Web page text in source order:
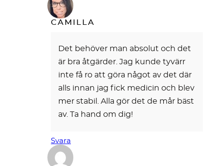
CAMILLA
Det behöver man absolut och det
är bra åtgärder. Jag kunde tyvärr
inte få ro att göra något av det där
alls innan jag fick medicin och blev
mer stabil. Alla gör det de mår bäst
av. Ta hand om dig!
Svara